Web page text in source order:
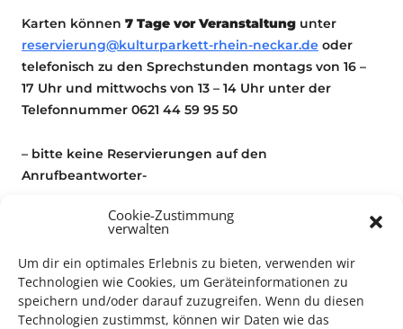
Cookie-Zustimmung
verwalten
Um dir ein optimales Erlebnis zu bieten, verwenden wir
Technologien wie Cookies, um Geräteinformationen zu
speichern und/oder darauf zuzugreifen. Wenn du diesen
Technologien zustimmst, können wir Daten wie das
Karten können 7 Tage vor Veranstaltung unter
reservierung@kulturparkett-rhein-neckar.de oder
telefonisch zu den Sprechstunden montags von 16 –
17 Uhr und mittwochs von 13 – 14 Uhr unter der
Telefonnummer 0621 44 59 95 50
– bitte keine Reservierungen auf den
Anrufbeantworter-
Konzert